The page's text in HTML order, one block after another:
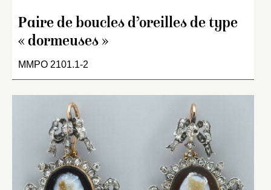
Paire de boucles d’oreilles de type
« dormeuses »
MMPO 2101.1-2